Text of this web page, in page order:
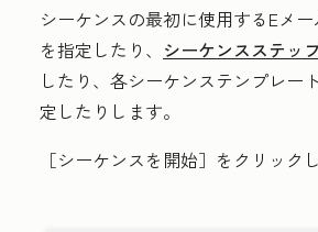
シーケンスの最初に使用するEメ
を指定したり、 シーケンスステッ
したり、各シーケンステンプレー
定したりします。
［シーケンスを開始］ をクリック